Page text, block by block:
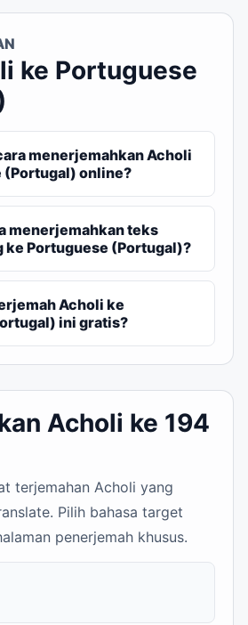
ke Portuguese
menerjemahkan Acholi
(Portugal) online?
menerjemahkan teks
ke Portuguese (Portugal)?
Acholi ke
ini gratis?
Acholi ke 194
terjemahan Acholi yang
Pilih bahasa target
penerjemah khusus.